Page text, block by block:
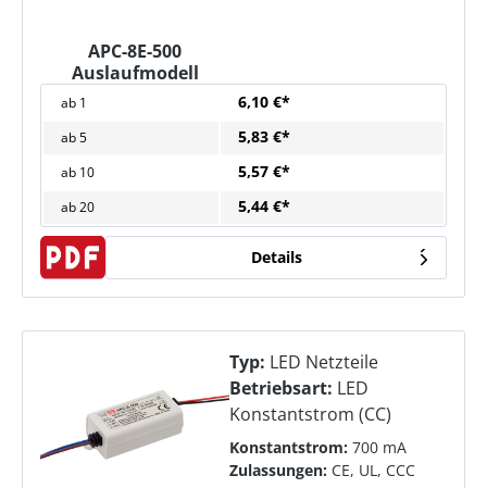
APC-8E-500
Auslaufmodell
ab 1 6,10 €*
ab5 5,83 €*
ab 10 5,57 €*
ab20 5,44 €*
Details
Typ: LED Netzteile
Betriebsart: LED
Konstantstrom (CC)
Konstantstrom: 700 mA
Zulassungen: CE, UL, CCC